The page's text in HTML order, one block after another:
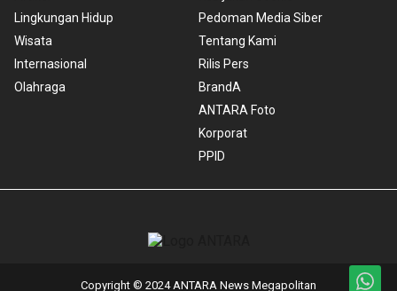
Lingkungan Hidup
Wisata
Internasional
Olahraga
Pedoman Media Siber
Tentang Kami
Rilis Pers
BrandA
ANTARA Foto
Korporat
PPID
Copyright © 2024 ANTARA News Megapolitan